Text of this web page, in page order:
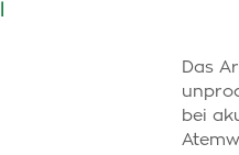
Das
bei